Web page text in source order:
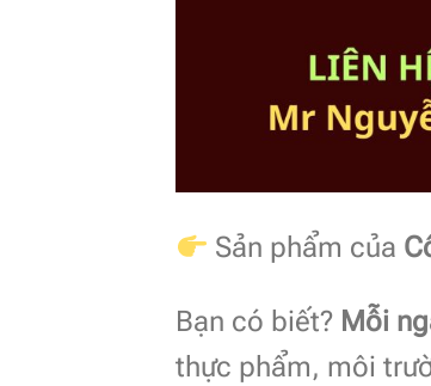
Sản phẩm của
Bạn có biết? Mỗi
thực phẩm, môi